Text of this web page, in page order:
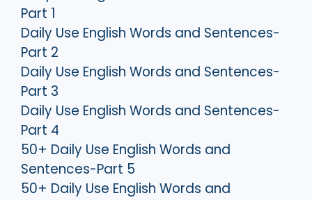
Part 1
Daily Use English Words and Sentences-
Part 2
Daily Use English Words and Sentences-
Part 3
Daily Use English Words and Sentences-
Part 4
50+ Daily Use English Words and
Sentences-Part 5
50+ Daily Use English Words and